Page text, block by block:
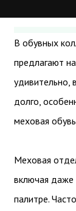
В обувных
предлагают
удивительно,
долго,
меховая
Меховая
включая
палитре.